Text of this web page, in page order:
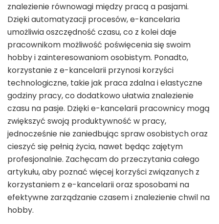
znalezienie równowagi między pracą a pasjami.
Dzięki automatyzacji procesów, e-kancelaria
umożliwia oszczędność czasu, co z kolei daje
pracownikom możliwość poświęcenia się swoim
hobby i zainteresowaniom osobistym. Ponadto,
korzystanie z e-kancelarii przynosi korzyści
technologiczne, takie jak praca zdalna i elastyczne
godziny pracy, co dodatkowo ułatwia znalezienie
czasu na pasje. Dzięki e-kancelarii pracownicy mogą
zwiększyć swoją produktywność w pracy,
jednocześnie nie zaniedbując spraw osobistych oraz
cieszyć się pełnią życia, nawet będąc zajętym
profesjonalnie. Zachęcam do przeczytania całego
artykułu, aby poznać więcej korzyści związanych z
korzystaniem z e-kancelarii oraz sposobami na
efektywne zarządzanie czasem i znalezienie chwil na
hobby.